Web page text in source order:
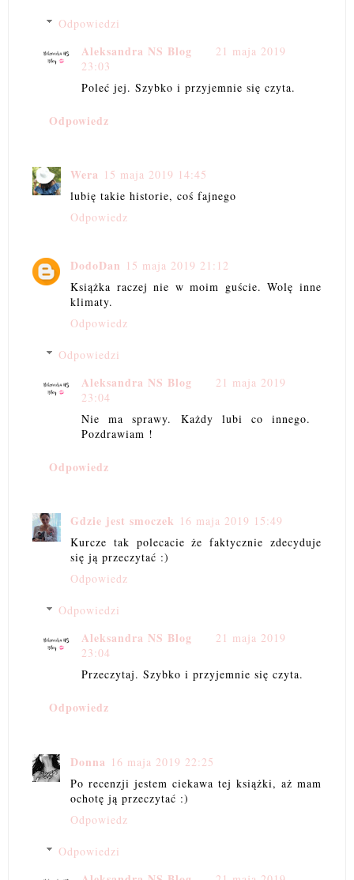
Odpowiedzi
Aleksandra NS Blog
21 maja 2019
23:03
Poleć jej. Szybko i przyjemnie się czyta.
Odpowiedz
Wera 15 maja 2019 14:45
lubię takie historie, coś fajnego
Odpowiedz
DodoDan 15 maja 2019 21:12
Książka raczej nie w moim guście. Wolę inne
klimaty.
Odpowiedz
Odpowiedzi
Aleksandra NS Blog
21 maja 2019
23:04
Nie ma sprawy. Każdy lubi co innego.
Pozdrawiam !
Odpowiedz
Gdzie jest smoczek 16 maja 2019 15:49
Kurcze tak polecacie że faktycznie zdecyduje
się ją przeczytać :)
Odpowiedz
Odpowiedzi
Aleksandra NS Blog
21 maja 2019
23:04
Przeczytaj. Szybko i przyjemnie się czyta.
Odpowiedz
Donna 16 maja 2019 22:25
Po recenzji jestem ciekawa tej książki, aż mam
ochotę ją przeczytać :)
Odpowiedz
Odpowiedzi